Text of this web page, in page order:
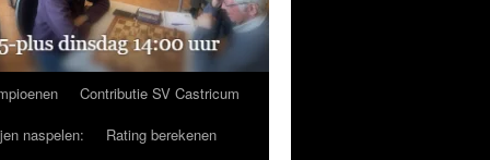
Contributie SV Castricum
naspelen:
Rating berekenen